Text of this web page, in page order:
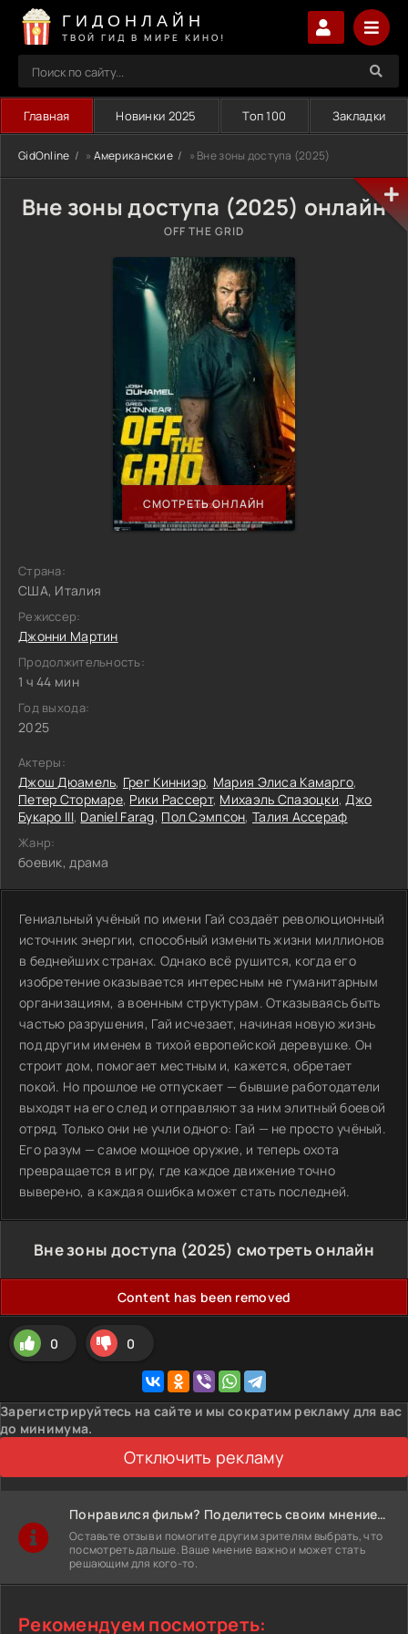
ГИДОНЛАЙН
ТВОЙ ГИД В МИРЕ КИНО!
Главная Новинки 2025 Топ 100 Закладки
GidOnline » Американские » Вне зоны доступа (2025)
Вне зоны доступа (2025) онлайн
OFF THE GRID
СМОТРЕТЬ ОНЛАЙН
Страна:
США, Италия
Режиссер:
Джонни Мартин
Продолжительность:
1 ч 44 мин
Год выхода:
2025
Актеры:
Джош Дюамель, Грег Кинниэр, Мария Элиса Камарго,
Петер Стормаре, Рики Рассерт, Михаэль Спазоцки,Джо
Букаро III, Daniel Farag, Пол Сэмпсон, Талия Ассераф
Жанр:
боевик, драма
Гениальный учёный по имени Гай создаёт революционный
источник энергии, способный изменить жизни миллионов
в беднейших странах. Однако всё рушится, когда его
изобретение оказывается интересным не гуманитарным
организациям, а военным структурам. Отказываясь быть
частью разрушения, Гай исчезает, начиная новую жизнь
под другим именем в тихой европейской деревушке. Он
строит дом, помогает местным и, кажется, обретает
покой. Но прошлое не отпускает — бывшие работодатели
выходят на его след и отправляют за ним элитный боевой
отряд. Только они не учли одного: Гай — не просто учёный.
Его разум — самое мощное оружие, и теперь охота
превращается в игру, где каждое движение точно
выверено, а каждая ошибка может стать последней.
Вне зоны доступа (2025) смотреть онлайн
Content has been removed
0 0
Зарегистрируйтесь на сайте и мы сократим рекламу для вас
до минимума.
Отключить рекламу
Понравился фильм? Поделитесь своим мнением!
Оставьте отзыв и помогите другим зрителям выбрать, что
посмотреть дальше. Ваше мнение важно и может стать
решающим для кого-то.
Рекомендуем посмотреть: